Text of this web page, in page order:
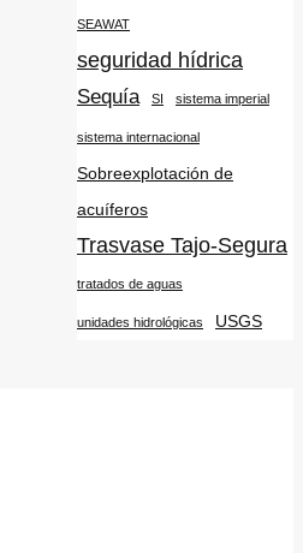
SEAWAT
seguridad hídrica
Sequía SI sistema imperial
sistema internacional
Sobreexplotación de
acuíferos
Trasvase Tajo-Segura
tratados de aguas
unidades hidrológicas USGS